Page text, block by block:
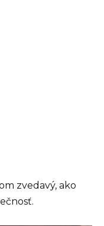
zvedavý, ako